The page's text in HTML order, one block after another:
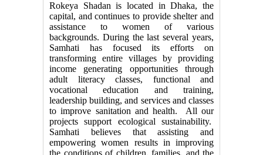
Rokeya Shadan is located in Dhaka, the
capital, and continues to provide shelter and
assistance to women of various
backgrounds. During the last several years,
Samhati has focused its efforts on
transforming entire villages by providing
income generating opportunities through
adult literacy classes, functional and
vocational education and training,
leadership building, and services and classes
to improve sanitation and health. All our
projects support ecological sustainability.
Samhati believes that assisting and
empowering women results in improving
the conditions of children, families, and the